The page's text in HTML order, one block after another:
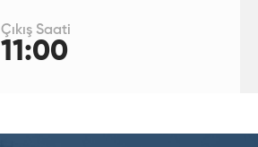
Çıkış Saati
11:00